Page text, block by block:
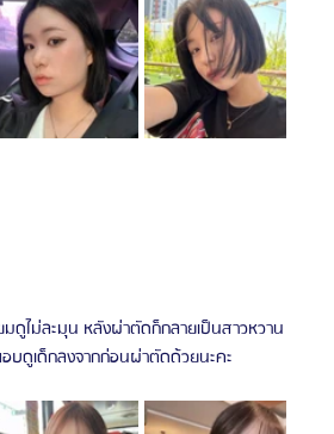
ดูไม่ละมุน หลังผ่าตัดก็กลายเป็นสาวหวาน
บดูเด็กลงจากก่อนผ่าตัดด้วยนะคะ